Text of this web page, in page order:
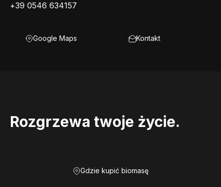
+39 0546 634157
Google Maps Kontakt
Rozgrzewa twoje życie.
Gdzie kupić biomasę